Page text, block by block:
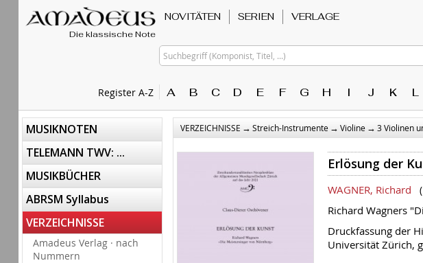
Die klassische Note
Register A-Z
NOVITÄTEN SERIEN VERLAGE
Suchbegriff (Komponist, Titel, ...)
A B C D E F G H I J K L
MUSIKNOTEN
TELEMANN TWV: ...
MUSIKBÜCHER
ABRSM Syllabus
VERZEICHNISSE
Amadeus Verlag · nach
Nummern
VERZEICHNISSE → Streich-Instrumente → Violine → 3 Violinen
Erlösung der
WAGNER, Richard
Richard Wagners
Druckfassung der
Universität Zürich,